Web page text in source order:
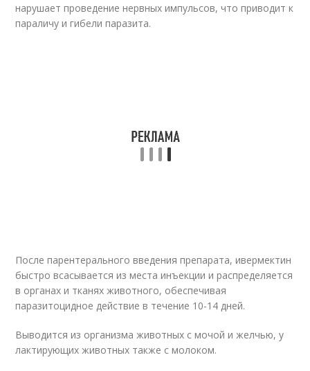
нарушает проведение нервных импульсов, что приводит к
параличу и гибели паразита.
После парентерального введения препарата, ивермектин
быстро всасывается из места инъекции и распределяется
в органах и тканях животного, обеспечивая
паразитоцидное действие в течение 10-14 дней.
Выводится из организма животных с мочой и желчью, у
лактирующих животных также с молоком.